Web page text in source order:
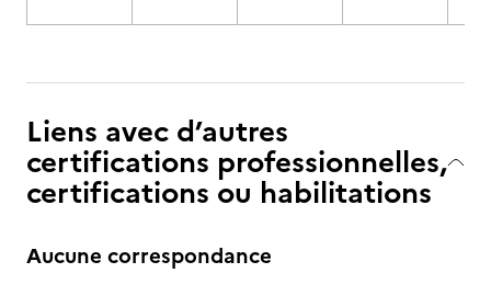
Liens avec d’autres
certifications professionnelles,
certifications ou habilitations
Aucune correspondance